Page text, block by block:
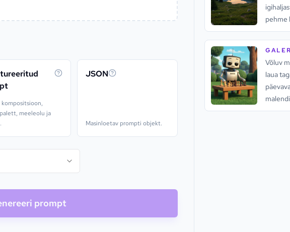
meeleolu ja
JSON
Masinloetav prompti objekt.
prompt
pehme
Võluv
laua